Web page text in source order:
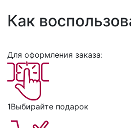
Как
Для оформления заказа:
1Выбирайте подарок